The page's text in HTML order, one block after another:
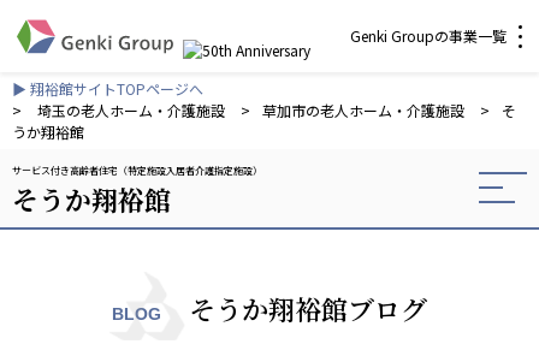
Genki Groupの事業一覧
介護・福祉
社会福祉法人 元気村グループ
社会福祉法人元気村
社会福祉法人長寿の森
▶ 翔裕館サイトTOPページへ
>
埼玉の老人ホーム・介護施設 > 草加市の老人ホーム・介護施設 >
そ
うか翔裕館
サービス付き高齢者住宅（特定施設入居者介護指定施設）
そうか翔裕館
BLOG そうか翔裕館ブログ